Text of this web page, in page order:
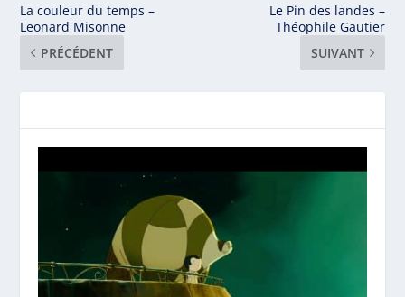
La couleur du temps –
Leonard Misonne
PRÉCÉDENT
Le Pin des landes –
Théophile Gautier
SUIVANT